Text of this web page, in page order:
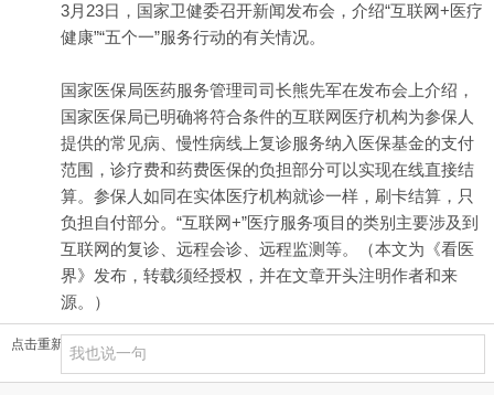
3月23日，国家卫健委召开新闻发布会，介绍“互联网+医疗
健康”“五个一”服务行动的有关情况。
国家医保局医药服务管理司司长熊先军在发布会上介绍，
国家医保局已明确将符合条件的互联网医疗机构为参保人
提供的常见病、慢性病线上复诊服务纳入医保基金的支付
范围，诊疗费和药费医保的负担部分可以实现在线直接结
算。参保人如同在实体医疗机构就诊一样，刷卡结算，只
负担自付部分。“互联网+”医疗服务项目的类别主要涉及到
互联网的复诊、远程会诊、远程监测等。（本文为《看医
界》发布，转载须经授权，并在文章开头注明作者和来
源。）
点击重新加载